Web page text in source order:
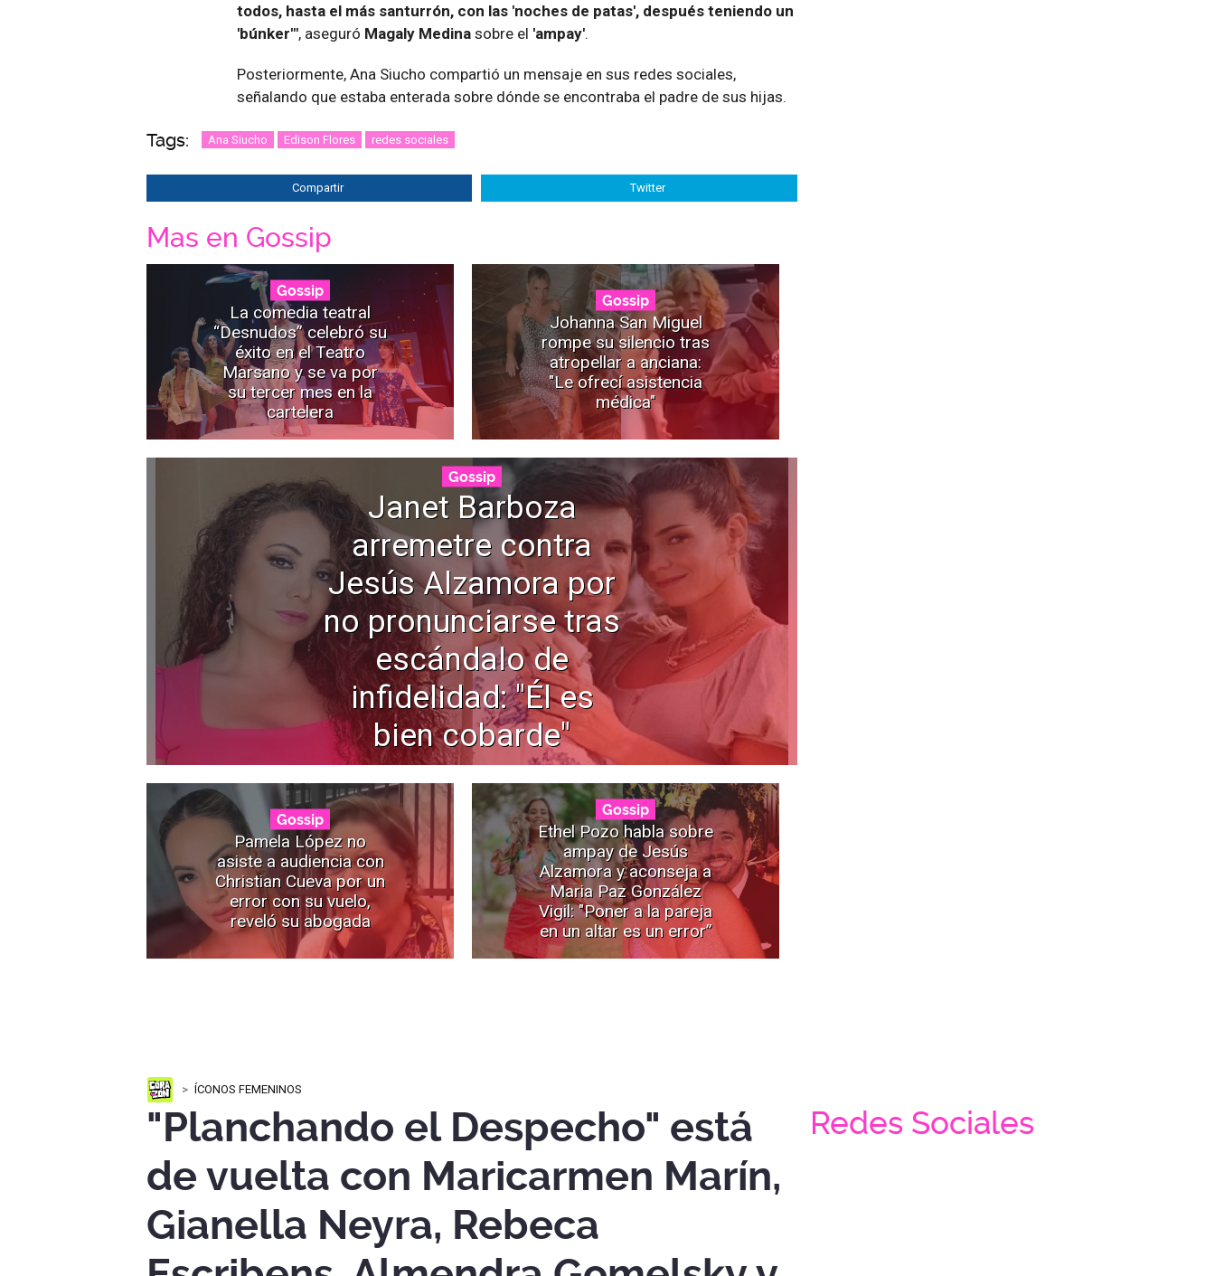
todos, hasta el más santurrón, con las 'noches de patas', después teniendo un
'búnker'", aseguró Magaly Medina sobre el 'ampay'.
Posteriormente, Ana Siucho compartió un mensaje en sus redes sociales,
señalando que estaba enterada sobre dónde se encontraba el padre de sus hijas.
Tags: Ana Siucho Edison Flores redes sociales
Compartir Twitter
Mas en Gossip
Gossip
La comedia teatral
“Desnudos” celebró su
éxito en el Teatro
Marsano y se va por
su tercer mes en la
cartelera
Gossip
Johanna San Miguel
rompe su silencio tras
atropellar a anciana:
"Le ofrecí asistencia
médica"
Gossip
Janet Barboza
arremetre contra
Jesús Alzamora por
no pronunciarse tras
escándalo de
infidelidad: "Él es
bien cobarde"
Gossip
Pamela López no
asiste a audiencia con
Christian Cueva por un
error con su vuelo,
reveló su abogada
Gossip
Ethel Pozo habla sobre
ampay de Jesús
Alzamora y aconseja a
Maria Paz González
Vigil: "Poner a la pareja
en un altar es un error”
ÍCONOS FEMENINOS
"Planchando el Despecho" está
de vuelta con Maricarmen Marín,
Gianella Neyra, Rebeca
Redes Sociales